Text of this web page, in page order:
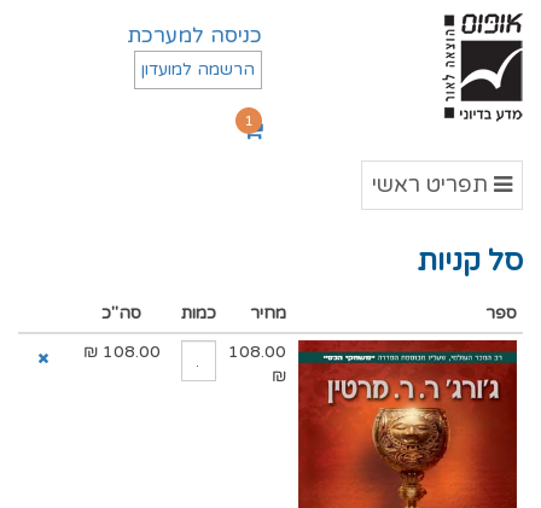
כניסה למערכת
הרשמה למועדון
1
תפריט
תפריט ראשי
סל קניות
ספר מחיר כמות סה"כ
108.00
₪
108.00
₪